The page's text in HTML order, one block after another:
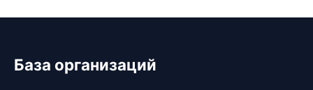
База организаций